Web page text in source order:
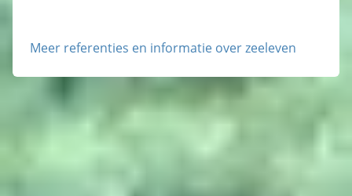
Meer referenties en informatie over zeeleven